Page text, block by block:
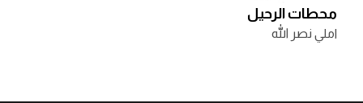
محطات الرحيل
املي نصر الله